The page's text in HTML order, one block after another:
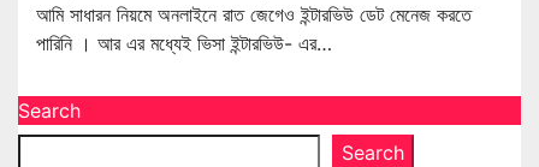
আমি সাধারন নিয়মে অনলাইনে রাত জেগেও ইন্টারভিউ ডেট মেনেজ করতে
পারিনি । আর এর মধ্যেই ভিসা ইন্টারভিউ- এর…
Search
Search